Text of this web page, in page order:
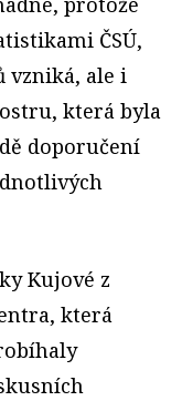
ČSÚ,
vzniká, ale i
která byla
doporučení
Kujové z
která